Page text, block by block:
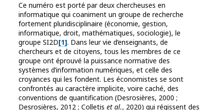
Ce numéro est porté par deux chercheuses en
informatique qui coaniment un groupe de recherche
fortement pluridisciplinaire (économie, gestion,
informatique, droit, mathématiques, sociologie), le
groupe SI2D[1]. Dans leur vie d’enseignants, de
chercheurs et de citoyens, tous les membres de ce
groupe ont éprouvé la puissance normative des
systèmes d’information numériques, et celle des
croyances qui les fondent. Les économistes se sont
confrontés au caractère implicite, voire caché, des
conventions de quantification (Desrosières, 2000 ;
Desrosières, 2012 ; Colletis et al., 2020) qui régissent des